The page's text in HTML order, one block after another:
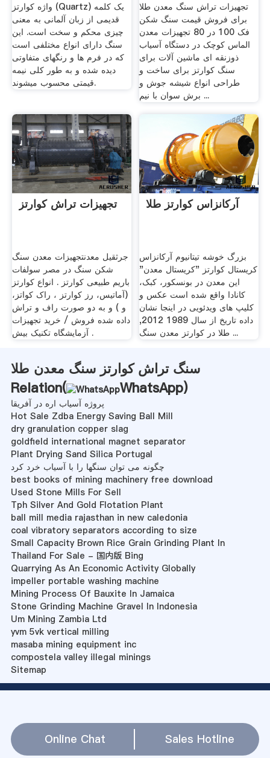
واژه کوارتز (Quartz) یک کلمه
قدیمی از زبان آلمانی به معنی
چیزی محکم و سخت است. این
سنگ دارای انواع مختلفی است
که در فرم ها و رنگهای متفاوتی
دیده شده و به طور کلی نیمه
قیمتی محسوب میشوند.
تجهیزات تراش سنگ معدن طلا
برای فروش قیمت سنگ شکن
فک 100 در 80 تجهیزات معدن
الماس کوچک در دستگاه آسیاب
ذوزنقه ای ماشین آلات برای
سنگ کوارتز برای ساخت و
طراحی انواع شیشه جوش و
برش سوان با نیم ...
تجهیزات تراش کوارتز
جرثقیل معدنتجهیزات معدن سنگ
شکن سنگ در مصر سولفات
باریم طبیعی کوارتز . انواع کوارتز
(آماتیس، رز کوارتز ، راک کواتز،
و ) و به دو صورت راف و تراش
داده شده فروش / خرید تجهیزات
آزمایشگاه تکنیک بیش .
آرکانزاس کوارتز طلا
بزرگ خوشه تیتانیوم آرکانزاس
کریستال کوارتز "کریستال معدن"
این معدن در بونسکور، کبک،
کانادا واقع شده است عکس و
کلیپ های ویدئویی در اینجا نشان
داده تاریخ از سال 1989 2012,
طلا در کوارتز معدن سنگ ...
سنگ تراش کوارتز سنگ معدن طلا
Relation(
WhatsApp)
پروژه آسیاب اره در آفریقا
Hot Sale Zdba Energy Saving Ball Mill
dry granulation copper slag
goldfield international magnet separator
Plant Drying Sand Silica Portugal
چگونه می توان سنگها را با آسیاب خرد کرد
best books of mining machinery free download
Used Stone Mills For Sell
Tph Silver And Gold Flotation Plant
ball mill media rajasthan in new caledonia
coal vibratory separators according to size
Small Capacity Brown Rice Grain Grinding Plant In
Thailand For Sale - 国内版 Bing
Quarrying As An Economic Activity Globally
impeller portable washing machine
Mining Process Of Bauxite In Jamaica
Stone Grinding Machine Gravel In Indonesia
Um Mining Zambia Ltd
yvm 5vk vertical milling
masaba mining equipment inc
compostela valley illegal minings
Sitemap
Online Chat Sales Hotline